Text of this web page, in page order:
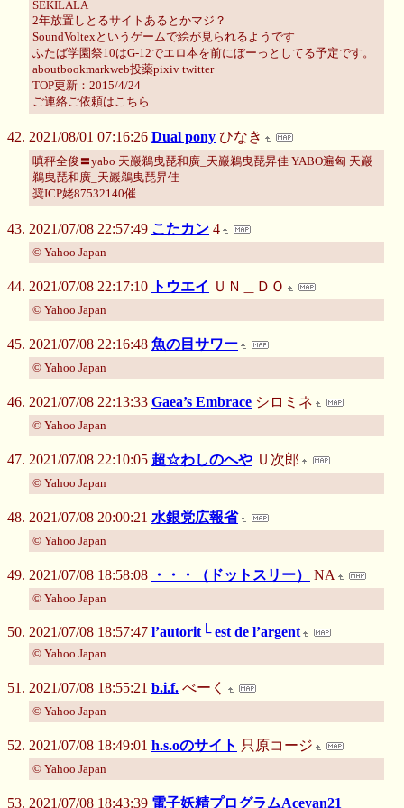
SEKILALA
2年放置しとるサイトあるとかマジ？
SoundVoltexというゲームで絵が見られるようです
ふたば学園祭10はG-12でエロ本を前にぼーっとしてる予定です。
aboutbookmarkweb投薬pixiv twitter
TOP更新：2015/4/24
ご連絡ご依頼はこちら
2021/08/01 07:16:26 Dual pony ひなき
嗔秤全俊〓yabo 天巖鵜曳琵和廣_天巖鵜曳琵昇佳 YABO遍匈 天巖
鵜曳琵和廣_天巖鵜曳琵昇佳
奨ICP姥87532140催
2021/07/08 22:57:49 こたカン 4
© Yahoo Japan
2021/07/08 22:17:10 トウエイ ＵＮ＿ＤＯ
© Yahoo Japan
2021/07/08 22:16:48 魚の目サワー
© Yahoo Japan
2021/07/08 22:13:33 Gaea’s Embrace シロミネ
© Yahoo Japan
2021/07/08 22:10:05 超☆わしのへや Ｕ次郎
© Yahoo Japan
2021/07/08 20:00:21 水銀党広報省
© Yahoo Japan
2021/07/08 18:58:08 ・・・（ドットスリー） NA
© Yahoo Japan
2021/07/08 18:57:47 l’autorit└ est de l’argent
© Yahoo Japan
2021/07/08 18:55:21 b.i.f. べーく
© Yahoo Japan
2021/07/08 18:49:01 h.s.oのサイト 只原コージ
© Yahoo Japan
2021/07/08 18:43:39 電子妖精プログラムAceyan21